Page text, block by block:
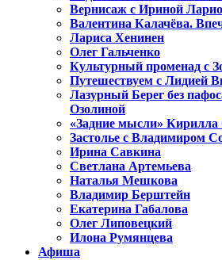
Вернисаж с Ириной
Валентина Калачёва.
Лариса Хенинен
Олег Гальченко
Культурный променад с
Путешествуем с Лидией
Лазурный Берег без
Озолиной
«Задние мысли»
Застолье с Владимиром
Ирина Савкина
Светлана Артемьева
Наталья Мешкова
Владимир Берштейн
Екатерина Габалова
Олег Липовецкий
Илона Румянцева
Афиша